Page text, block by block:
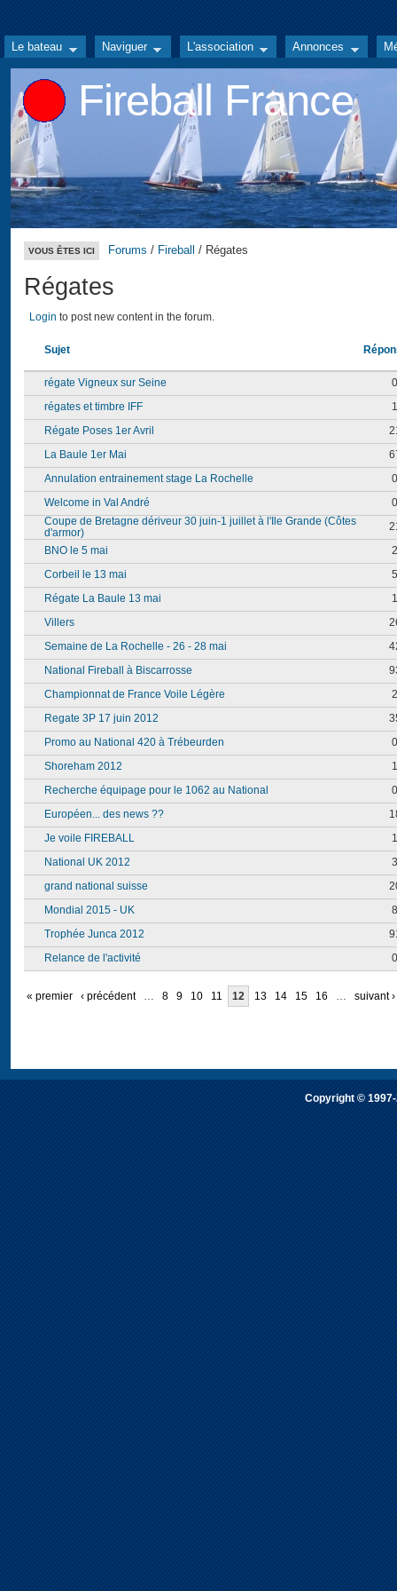
Le bateau Naviguer L'association Annonces
Fireball France
VOUS ÊTES ICI Forums / Fireball / Régates
Régates
Login to post new content in the forum.
Sujet
régate Vigneux sur Seine
0
régates et timbre IFF
1
Régate Poses 1er Avril
La Baule 1er Mai
Annulation entrainement stage La Rochelle
0
Welcome in Val André
0
Coupe de Bretagne dériveur 30 juin-1 juillet à l'Ile Grande (Côtes
d'armor)
BNO le 5 mai
2
Corbeil le 13 mai
5
Régate La Baule 13 mai
1
Villers
Semaine de La Rochelle - 26 - 28 mai
National Fireball à Biscarrosse
Championnat de France Voile Légère
2
Regate 3P 17 juin 2012
Promo au National 420 à Trébeurden
0
Shoreham 2012
1
Recherche équipage pour le 1062 au National
0
Européen... des news ??
Je voile FIREBALL
1
National UK 2012
3
grand national suisse
Mondial 2015 - UK
8
Trophée Junca 2012
Relance de l'activité
0
« premier ‹ précédent … 8 9 10 11 12 13 14 15 16 … suivant ›
Copyright ©